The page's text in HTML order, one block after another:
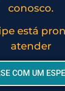
conosco.
está
atender
COM UM